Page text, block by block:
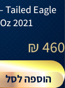
Tailed Eagle
2021
460
₪
הוספה לסל